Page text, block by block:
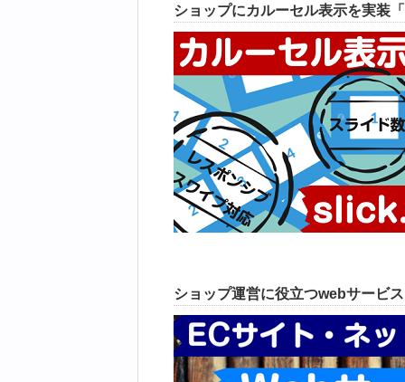
ショップにカルーセル表示を実装
ショップ運営に役立つwebサービ